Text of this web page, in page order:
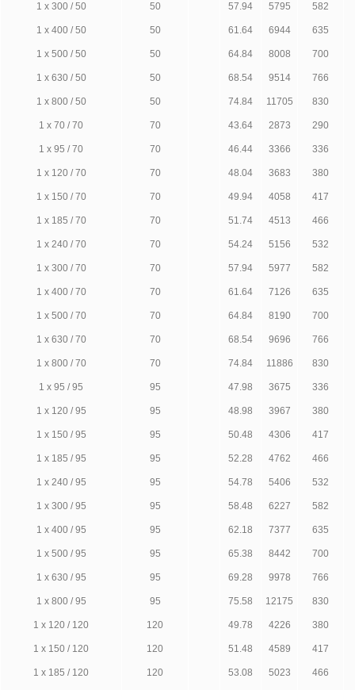
1 х 300 / 50 50 57.94 5795 582
1 х 400 / 50 50 61.64 6944 635
1 х 500 / 50 50 64.84 8008 700
1 х 630 / 50 50 68.54 9514 766
1 х 800 / 50 50 74.84 11705 830
1 х 70 / 70 70 43.64 2873 290
1 х 95 / 70 70 46.44 3366 336
1 х 120 / 70 70 48.04 3683 380
1 х 150 / 70 70 49.94 4058 417
1 х 185 / 70 70 51.74 4513 466
1 х 240 / 70 70 54.24 5156 532
1 х 300 / 70 70 57.94 5977 582
1 х 400 / 70 70 61.64 7126 635
1 х 500 / 70 70 64.84 8190 700
1 х 630 / 70 70 68.54 9696 766
1 х 800 / 70 70 74.84 11886 830
1 х 95 / 95 95 47.98 3675 336
1 х 120 / 95 95 48.98 3967 380
1 х 150 / 95 95 50.48 4306 417
1 х 185 / 95 95 52.28 4762 466
1 х 240 / 95 95 54.78 5406 532
1 х 300 / 95 95 58.48 6227 582
1 х 400 / 95 95 62.18 7377 635
1 х 500 / 95 95 65.38 8442 700
1 х 630 / 95 95 69.28 9978 766
1 х 800 / 95 95 75.58 12175 830
1 х 120 / 120 120 49.78 4226 380
1 х 150 / 120 120 51.48 4589 417
1 х 185 / 120 120 53.08 5023 466